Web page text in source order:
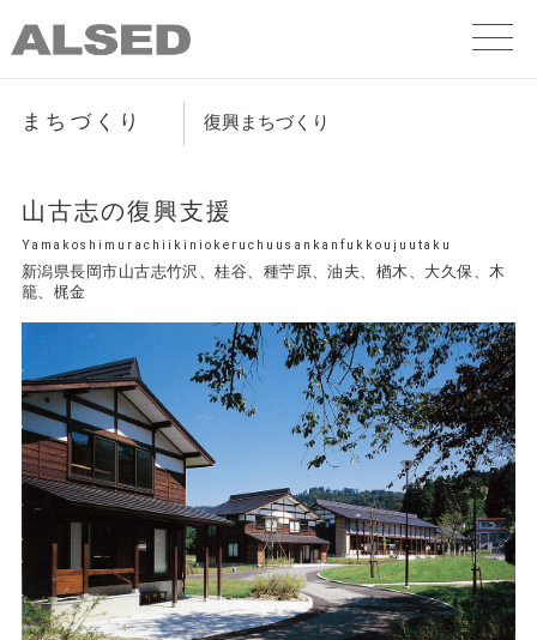
まちづくり 復興まちづくり
山古志の復興支援
Yamakoshimurachiikiniokeruchuusankanfukkoujuutaku
新潟県長岡市山古志竹沢、桂谷、種苧原、油夫、楢木、大久保、木
籠、梶金